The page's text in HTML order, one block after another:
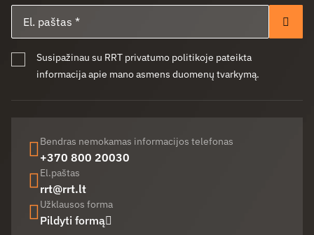
Susipažinau su RRT privatumo politikoje pateikta
informacija apie mano asmens duomenų tvarkymą.
Bendras nemokamas informacijos telefonas
+370 800 20030
El.paštas
rrt@rrt.lt
Užklausos forma
Pildyti formą